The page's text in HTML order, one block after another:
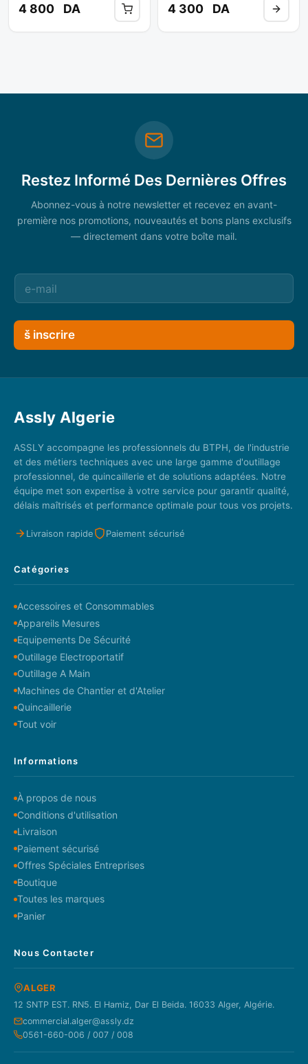
4 800 DA 4 300 DA
Restez Informé Des Dernières Offres
Abonnez-vous à notre newsletter et recevez en avant-
première nos promotions, nouveautés et bons plans exclusifs
— directement dans votre boîte mail.
š inscrire
Assly Algerie
ASSLY accompagne les professionnels du BTPH, de l'industrie
et des métiers techniques avec une large gamme d'outillage
professionnel, de quincaillerie et de solutions adaptées. Notre
équipe met son expertise à votre service pour garantir qualité,
délais maîtrisés et performance optimale pour tous vos projets.
Livraison rapide Paiement sécurisé
Catégories
Accessoires et Consommables
Appareils Mesures
Equipements De Sécurité
Outillage Electroportatif
Outillage A Main
Machines de Chantier et d'Atelier
Quincaillerie
Tout voir
Informations
À propos de nous
Conditions d'utilisation
Livraison
Paiement sécurisé
Offres Spéciales Entreprises
Boutique
Toutes les marques
Panier
Nous Contacter
ALGER
12 SNTP EST. RN5. El Hamiz, Dar El Beida. 16033 Alger, Algérie.
commercial.alger@assly.dz
0561-660-006 / 007 / 008